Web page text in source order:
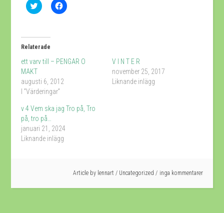
Klicka
för
Twitter
(Öppnas
i
ett
nytt
Klicka
för
ett
nytt
Relaterade
ett varv till – PENGAR O
MAKT
augusti 6, 2012
I ”Värderingar”
V I N T E R
november 25, 2017
Liknande inlägg
v 4 Vem ska jag Tro på, Tro
på, tro på…
januari 21, 2024
Liknande inlägg
Article by lennart / Uncategorized inga kommentarer